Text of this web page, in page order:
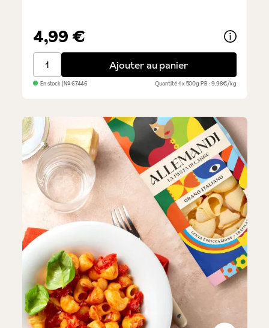
4,99 €
Penne Rigate - Pâtes premium
Ajouter au panier
En stock | №67446 Quantité1 x 500gPB : 9,98€/kg